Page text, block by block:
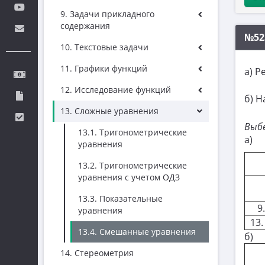
9. Задачи прикладного
содержания
10. Текстовые задачи
11. Графики функций
12. Исследование функций
13. Сложные уравнения
13.1. Тригонометрические
уравнения
13.2. Тригонометрические
уравнения с учетом ОДЗ
13.3. Показательные
уравнения
13.4. Смешанные уравнения
14. Стереометрия
а)
б)
а)
9.
13.
б)